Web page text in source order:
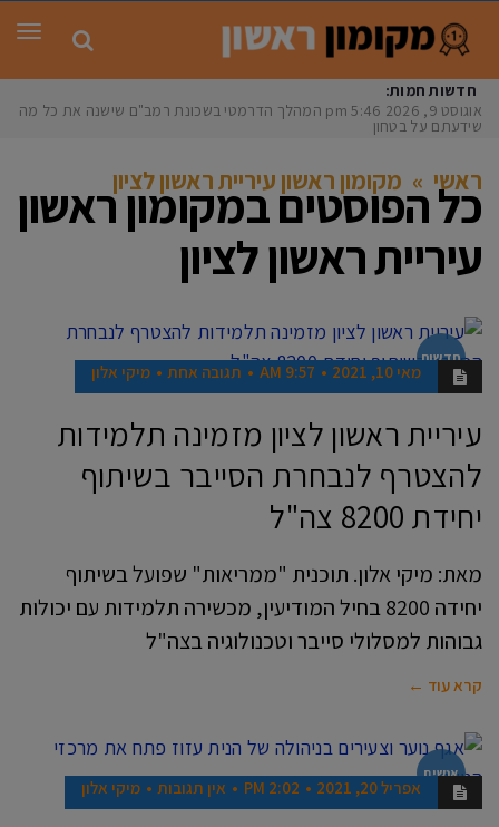
חדשות חמות:
אוגוסט 9, 2026
5:46 pm המהלך הדרמטי בשכונת רמב"ם שישנה את כל מה
שידעתם על בטחון
ראשי » מקומון ראשון עיריית ראשון לציון
כל הפוסטים במקומון ראשון
עיריית ראשון לציון
חדשות
מאי 10, 2021 9:57 AM תגובה אחת מיקי אלון
עיריית ראשון לציון מזמינה תלמידות
להצטרף לנבחרת הסייבר בשיתוף
יחידת 8200 צה"ל
מאת: מיקי אלון. תוכנית "ממריאות" שפועל בשיתוף
יחידה 8200 בחיל המודיעין, מכשירה תלמידות עם יכולות
גבוהות למסלולי סייבר וטכנולוגיה בצה"ל
קרא עוד ←
אנשים
אפריל 20, 2021 2:02 PM אין תגובות מיקי אלון